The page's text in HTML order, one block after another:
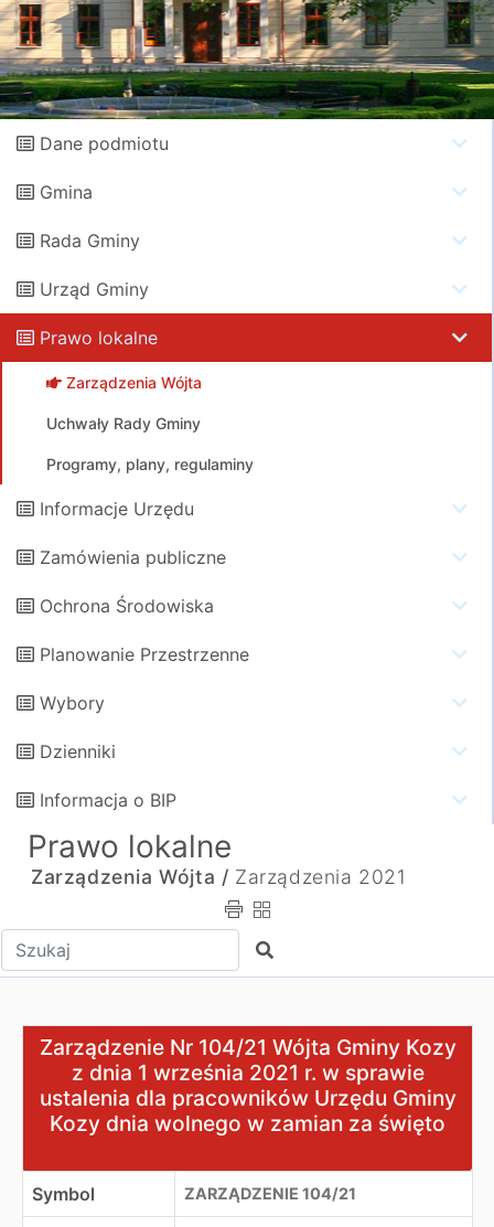
Dane podmiotu
Gmina
Rada Gminy
Urząd Gminy
Prawo lokalne
Zarządzenia Wójta
Uchwały Rady Gminy
Programy, plany, regulaminy
Informacje Urzędu
Zamówienia publiczne
Ochrona Środowiska
Planowanie Przestrzenne
Wybory
Dzienniki
Informacja o BIP
Prawo lokalne
Zarządzenia Wójta / Zarządzenia 2021
Wpisz tekst do wyszukania Szukaj
Zarządzenie Nr 104/21 Wójta Gminy Kozy z dnia 1
Zarządzenie Nr 104/21 Wójta Gminy Kozy
z dnia 1 września 2021 r. w sprawie
ustalenia dla pracowników Urzędu Gminy
Kozy dnia wolnego w zamian za święto
Symbol ZARZĄDZENIE 104/21